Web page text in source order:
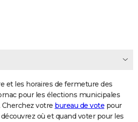
et les horaires de fermeture des
pour les élections municipales
votre bureau de vote pour
où et quand voter pour les